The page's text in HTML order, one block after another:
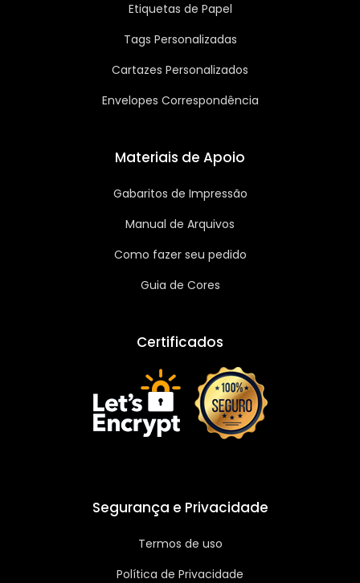
Etiquetas de Papel
Tags Personalizadas
Cartazes Personalizados
Envelopes Correspondência
Materiais de Apoio
Gabaritos de Impressão
Manual de Arquivos
Como fazer seu pedido
Guia de Cores
Certificados
Segurança e Privacidade
Termos de uso
Política de Privacidade